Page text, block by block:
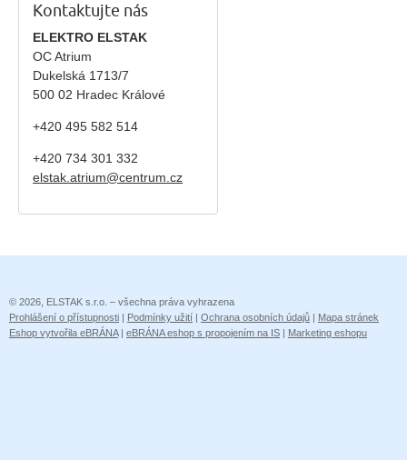
Kontaktujte nás
ELEKTRO ELSTAK
OC Atrium
Dukelská 1713/7
500 02 Hradec Králové
+420 495 582 514
+420 734 301 332
elstak.atrium@centrum.cz
© 2026, ELSTAK s.r.o. – všechna práva vyhrazena
Prohlášení o přístupnosti | Podmínky užití | Ochrana osobních údajů | Mapa stránek
Eshop vytvořila eBRÁNA| eBRÁNA eshop s propojením na IS | Marketing eshopu